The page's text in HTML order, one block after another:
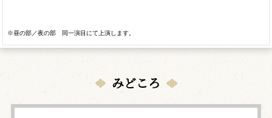
※昼の部／夜の部 同一演目にて上演します。
みどころ